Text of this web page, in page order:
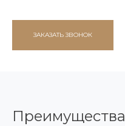
ЗАКАЗАТЬ ЗВОНОК
Преимущества